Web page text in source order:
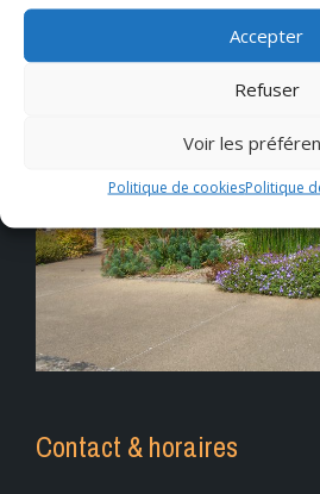
Accepter
Refuser
Voir les
Politique de cookiesPolitique
Contact & horaires